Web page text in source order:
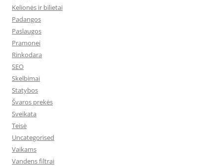
Kelionės ir bilietai
Padangos
Paslaugos
Pramonei
Rinkodara
SEO
Skelbimai
Statybos
Švaros prekės
Sveikata
Teisė
Uncategorised
Vaikams
Vandens filtrai